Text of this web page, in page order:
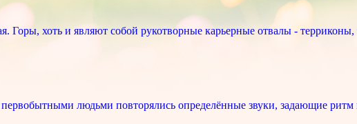
Горы, хоть и являют собой рукотворные карьерные отвалы -
людьми повторялись определённые звуки, задающие ритм